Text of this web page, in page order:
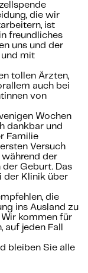
die wir
ist
freundliches
uns und der
und mit
tollen Ärzten,
auch bei
von
Wochen
dankbar und
Familie
Versuch
der
Geburt. Das
der Klinik über
die
ins Ausland zu
Wir kommen für
jeden Fall
bleiben Sie alle